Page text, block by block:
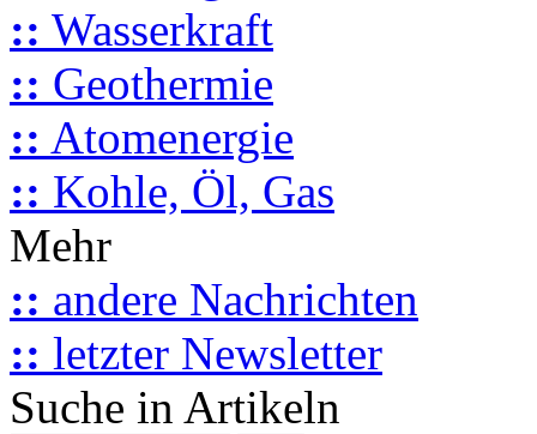
:: Wasserkraft
:: Geothermie
:: Atomenergie
:: Kohle, Öl, Gas
Mehr
:: andere Nachrichten
:: letzter Newsletter
Suche in Artikeln